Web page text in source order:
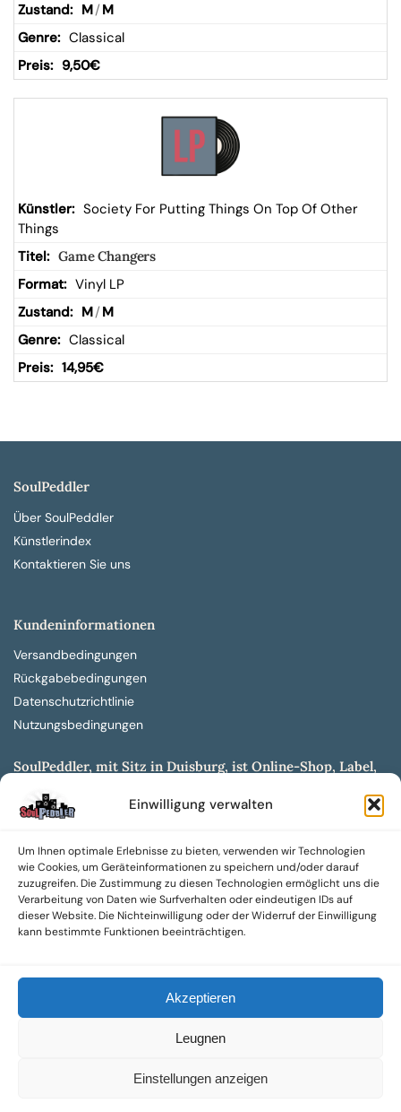
Einwilligung verwalten
Um Ihnen optimale Erlebnisse zu bieten, verwenden wir Technologien
wie Cookies, um Geräteinformationen zu speichern und/oder darauf
zuzugreifen. Die Zustimmung zu diesen Technologien ermöglicht uns die
Verarbeitung von Daten wie Surfverhalten oder eindeutigen IDs auf
dieser Website. Die Nichteinwilligung oder der Widerruf der Einwilligung
kann bestimmte Funktionen beeinträchtigen.
Akzeptieren
Leugnen
Einstellungen anzeigen
M/ M
Classical
9,50€
Society For Putting Things On Top Of Other
Things
Game Changers
Vinyl LP
M/ M
Classical
14,95€
SoulPeddler
Über SoulPeddler
Künstlerindex
Kontaktieren Sie uns
Kundeninformationen
Versandbedingungen
Rückgabebedingungen
Datenschutzrichtlinie
Nutzungsbedingungen
SoulPeddler, mit Sitz in Duisburg, ist Online-Shop, Label,
entwickelt aus dem SoulPeddler Vinyl-Presswerk und
unserer Online-Gig-Plattform.
Wir bieten eine breite Auswahl an sowohl hochgradig
sammelwürdigen als auch Mainstream-Titeln und -Formaten auf
Vinyl, CD und weiteren Medien.
Sowohl neue als auch gebrauchte, nach Zustand bewertete
Wir setzen uns leidenschaftlich für unabhängige Künstler und
Labels ein und bieten hochwertige, maßgeschneiderte Lösungen
aus über 30 Jahren Erfahrung in der Musikindustrie.
SoulPeddler Mailorder, Records & Vinyl Production – DUBOX –
Nettirock – Nice Guy Records – MOVA Museum of Vinyl Arts